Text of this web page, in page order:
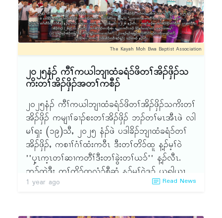
The Kayah Moh Bwa Baptist Association
၂ဝ၂၅နံၣ် ကီၢ်ကယါဘျၢထံခရံ၁်ဖိတၢ်အိၣ်ဖှိၣ်သ
ကိးတၢ်အိၣ်ဖှိၣ်အတၢ်ကစီၣ်
၂ဝ၂၅နံၣ် ကီၢ်ကယါဘျၢထံခရံ၁်ဖိတၢ်အိၣ်ဖှိၣ်သကိးတၢ်
အိၣ်ဖှိၣ် ကမျၢၢ်ခၢၣ်စးတၢ်အိၣ်ဖှိၣ် ဘၣ်တၢ်မၤအီၤဖဲ လါ
မၢ်ၡး (၁၉)သီႇ ၂ဝ၂၅ နံၣ်ဖဲ ပဒါခိၣ်ဘျၢထံခရံ၁်တၢ်
အိၣ်ဖှိၣ်ႇ ကစၢၢ်ဂံၢ်ထံးကဝီၤ ဒီးတၢ်တိ၁်ထူ န့ၣ်မ့ၢ်ဝဲ
''ၦ့ၤက့ၤတၢ်ဆၢကတီၢ်ဒီးတၢ်ခွဲးတၢ်ယ၁်'' န့ၣ်လီၤ.
ဘၣ်ထွဲဒီး တၢ်တိ၁်ထူလံ၁်စီဆှံ န့ၣ်မ့ၢ်ဝဲဒၣ် ယၡါယၤ
၅၅း၆ႇ အ့း ၅း၁၆ႇ ယိၤ၁၂း၂၆ န့ၣ်လီၤ. ကမျၢၢ်ခၢၣ်စး
1 year ago Read News